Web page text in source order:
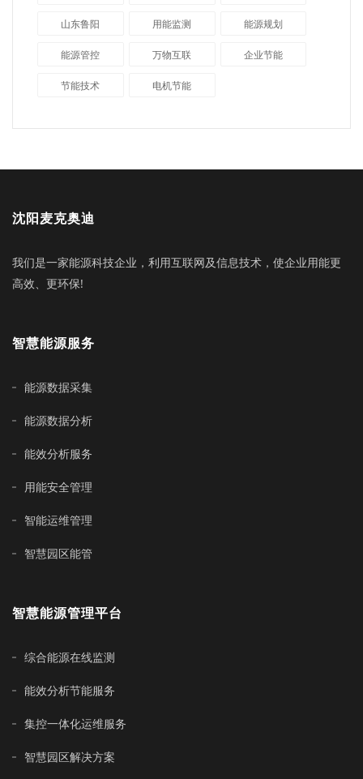
山东鲁阳 用能监测 能源规划
能源管控 万物互联 企业节能
节能技术 电机节能
沈阳麦克奥迪
我们是一家能源科技企业，利用互联网及信息技术，使企业用能更
高效、更环保!
智慧能源服务
能源数据采集
能源数据分析
能效分析服务
用能安全管理
智能运维管理
智慧园区能管
智慧能源管理平台
综合能源在线监测
能效分析节能服务
集控一体化运维服务
智慧园区解决方案